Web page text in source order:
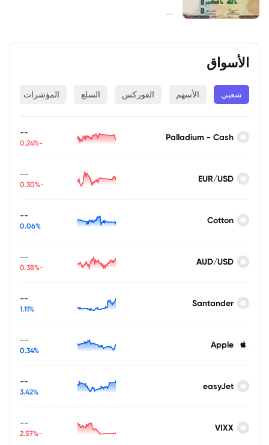
--
الأسواق
شعبي الأسهم الفوركس السلع المؤشرات
Palladium - Cash
--
-0.24%
EUR/USD
--
-0.30%
Cotton
--
0.06%
AUD/USD
--
-0.38%
Santander
--
1.11%
Apple
--
0.34%
easyJet
--
3.42%
VIXX
--
-2.57%